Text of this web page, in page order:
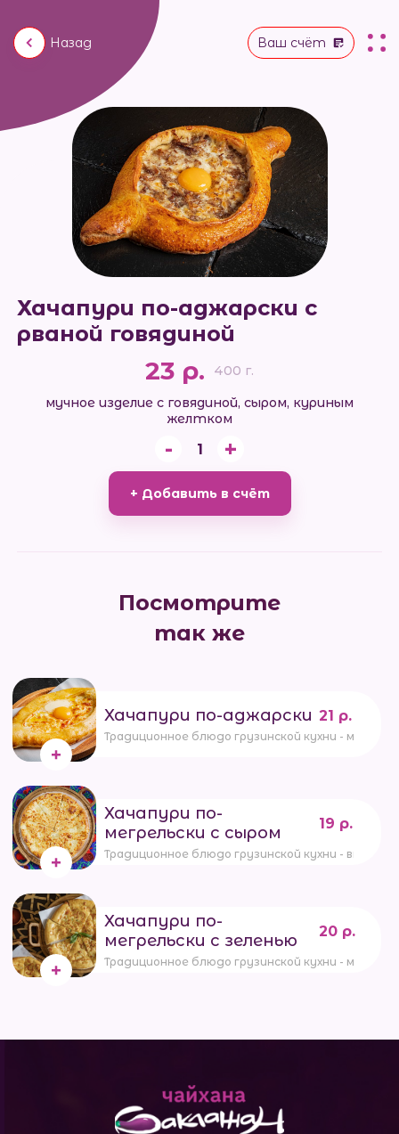
Назад Ваш счёт
Хачапури по-аджарски с
рваной говядиной
23 р.
400 г.
мучное изделие с говядиной, сыром, куриным
желтком
- 1 +
+ Добавить в счёт
Посмотрите
так же
Хачапури по-аджарски 21 р.
Традиционное блюдо грузинской кухни - мучная
Хачапури по-
мегрельски с сыром
19 р.
Традиционное блюдо грузинской кухни -
Хачапури по-
мегрельски с зеленью
20 р.
Традиционное блюдо грузинской кухни - мучная